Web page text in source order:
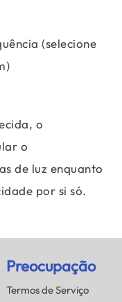
(selecione
o
o
de luz enquanto
por si só.
Preocupação
Termos de Serviço